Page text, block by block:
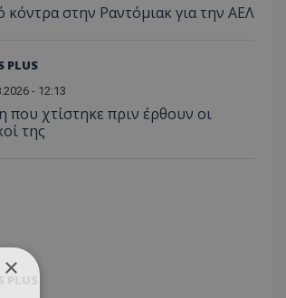
κόντρα στην Ραντόμιακ για την ΑΕΛ
PLUS
- 12:13
που χτίστηκε πριν έρθουν οι
της
×